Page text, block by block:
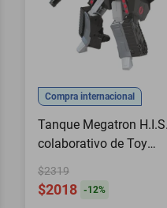
Compra internacional
Tanque Megatron
colaborativo de Toy
Transformers
$2319
$2018 -12%